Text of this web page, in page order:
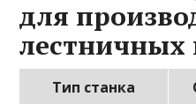
для
Тип станка